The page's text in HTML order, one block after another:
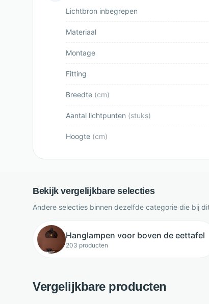
Lichtbron inbegrepen
Materiaal
Montage
Fitting
Breedte (cm)
Aantal lichtpunten (stuks)
Hoogte (cm)
Bekijk vergelijkbare selecties
Andere selecties binnen dezelfde categorie die bij
Hanglampen voor boven de eettafel
203 producten
Vergelijkbare producten